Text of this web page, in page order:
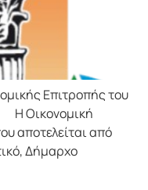
Επιτρoπής τoυ
Η Οικονομική
απoτελείται από
Δήμαρχo